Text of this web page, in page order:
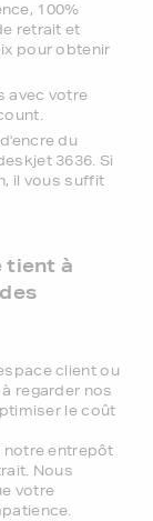
100%
retrait et
pour obtenir
avec votre
du
3636. Si
il vous suffit
tient à
client ou
regarder nos
le coût
notre entrepôt
Nous
votre